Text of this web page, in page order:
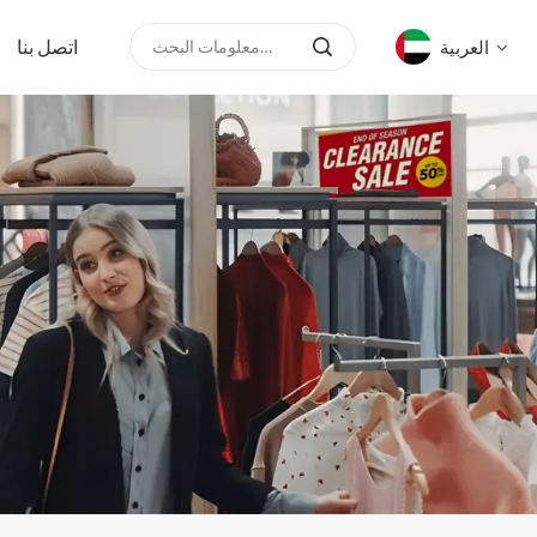
اتصل بنا العربية
English
русский
español
العربية